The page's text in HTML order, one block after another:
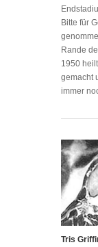
Bitte für
Rande
1950
gemacht
immer
Tris